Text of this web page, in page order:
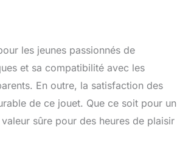
les jeunes passionnés de
et sa compatibilité avec les
En outre, la satisfaction des
de ce jouet. Que ce soit pour un
sûre pour des heures de plaisir